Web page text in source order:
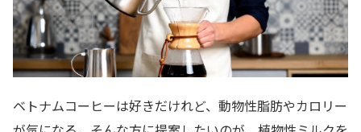
ベトナムコーヒーは好きだけれど、動物性脂肪やカロリー